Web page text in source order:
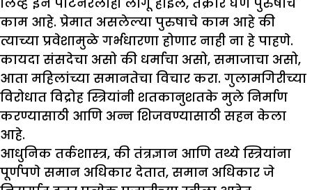
काम आहे. प्रेमात असलेल्या पुरुषाचे काम आहे की
त्याच्या प्रवेशामुळे गर्भधारणा होणार नाही ना हे पाहणे.
कायदा संसदेचा असो की धर्माचा असो, समाजाचा असो,
आता महिलांच्या समानतेचा विचार करा. गुलामगिरीच्या
विरोधात विद्रोह स्त्रियांनी शतकानुशतके मुले निर्माण
करण्यासाठी आणि अन्न शिजवण्यासाठी सहन केला
आहे.
आधुनिक तर्कशास्त्र, की तंत्रज्ञान आणि तथ्ये स्त्रियांना
पूर्णपणे समान अधिकार देतात, समान अधिकार जे